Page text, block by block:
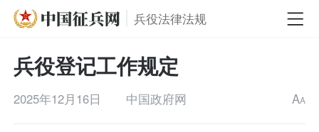
兵役法律法规
兵役登记工作规定
2025年12月16日 中国政府网 AA